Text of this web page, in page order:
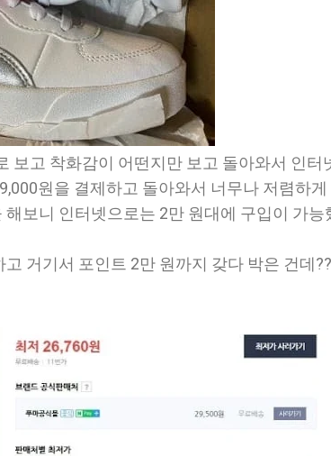
보고 착화감이 어떤지만 보고 돌아와서 인터
원을 결제하고 돌아와서 너무나 저렴하게
보니 인터넷으로는 2만 원대에 구입이 가능
거기서 포인트 2만 원까지 갖다 박은 건데